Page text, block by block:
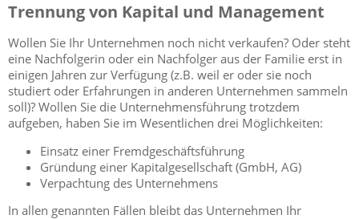
Trennung von Kapital und Management
Wollen Sie Ihr Unternehmen noch nicht verkaufen? Oder steht
eine Nachfolgerin oder ein Nachfolger aus der Familie erst in
einigen Jahren zur Verfügung (z.B. weil er oder sie noch
studiert oder Erfahrungen in anderen Unternehmen sammeln
soll)? Wollen Sie die Unternehmensführung trotzdem
aufgeben, haben Sie im Wesentlichen drei Möglichkeiten:
Einsatz einer Fremdgeschäftsführung
Gründung einer Kapitalgesellschaft (GmbH, AG)
Verpachtung des Unternehmens
In allen genannten Fällen bleibt das Unternehmen Ihr